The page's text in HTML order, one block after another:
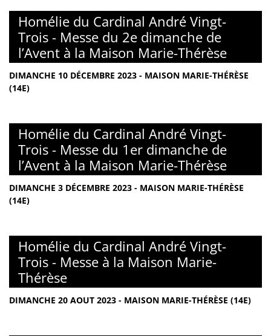
Homélie du Cardinal André Vingt-
Trois - Messe du 2e dimanche de
l’Avent à la Maison Marie-Thérèse
DIMANCHE 10 DÉCEMBRE 2023 - MAISON MARIE-THÉRÈSE
(14E)
Homélie du Cardinal André Vingt-
Trois - Messe du 1er dimanche de
l’Avent à la Maison Marie-Thérèse
DIMANCHE 3 DÉCEMBRE 2023 - MAISON MARIE-THÉRÈSE
(14E)
Homélie du Cardinal André Vingt-
Trois - Messe à la Maison Marie-
Thérèse
DIMANCHE 20 AOUT 2023 - MAISON MARIE-THÉRÈSE (14E)